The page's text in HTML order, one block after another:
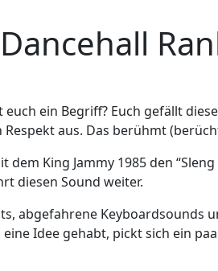
euch ein Begriff? Euch gefällt
aus. Das berühmt
dem King Jammy 1985 den
diesen Sound weiter.
abgefahrene Keyboardsounds
Idee gehabt, pickt sich ein